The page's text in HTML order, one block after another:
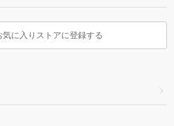
気に入りストアに登録する